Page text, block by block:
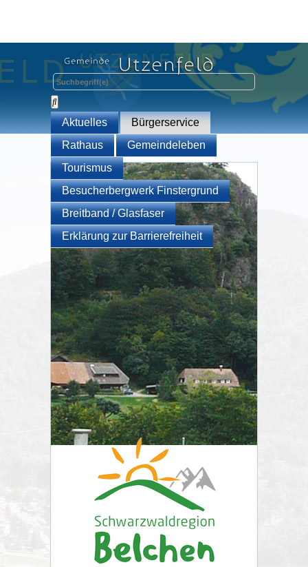
Aktuelles
Bürgerservice
Rathaus
Gemeindeleben
Tourismus
Besucherbergwerk Finstergrund
Breitband / Glasfaser
Erklärung zur Barrierefreiheit